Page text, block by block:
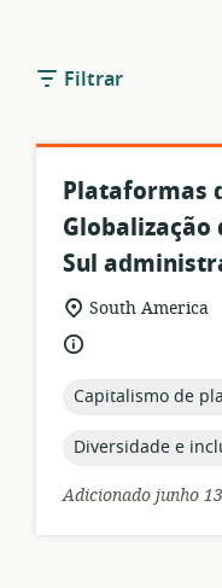
Filtrar
Plataformas
Globalização
Sul
formato
de
recurso:
localSouth America
idioma:
topic:
Capitalismo de
topic:
Diversidade e
Adicionado junho